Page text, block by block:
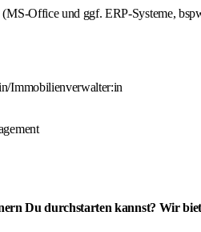
Office und ggf. ERP-Systeme,
Immobilienverwalter:in
Du durchstarten kannst? Wir